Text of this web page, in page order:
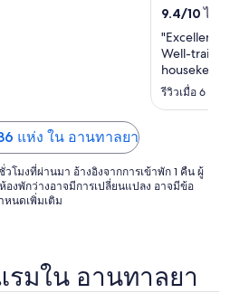
9.4/10ไร้ที่
"Excellent
Well-
We have
รีวิวเมื่อ 6 ส.ค
แห่ง ใน อานทาลยา
มงที่ผ่านมา อ้างอิงจากการเข้าพัก 1 คืน ผู้
งพักว่างอาจมีการเปลี่ยนแปลง อาจมีข้อ
หนดเพิ่มเติม
รมใน อานทาลยา